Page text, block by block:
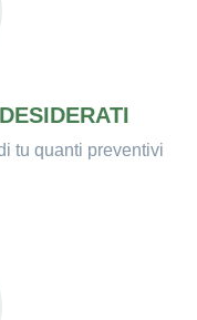
tu quanti preventivi